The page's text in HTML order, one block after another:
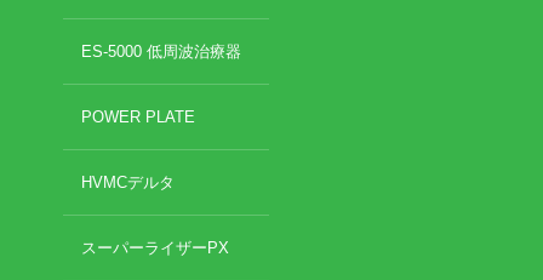
ES-5000 低周波治療器
POWER PLATE
HVMCデルタ
スーパーライザーPX